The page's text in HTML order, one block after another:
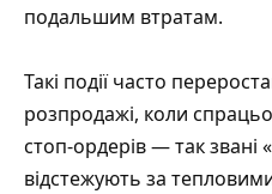
подальшим втратам.
Такі події часто
розпродажі, коли
стоп-ордерів — так звані
відстежують за